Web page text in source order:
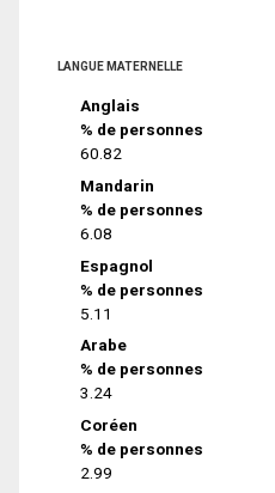
LANGUE MATERNELLE
Anglais
% de personnes
60.82
Mandarin
% de personnes
6.08
Espagnol
% de personnes
5.11
Arabe
% de personnes
3.24
Coréen
% de personnes
2.99